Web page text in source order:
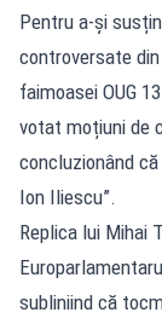
Pentru a-și
controversate
faimoasei OUG
votat moțiuni de
concluzionând
Ion Iliescu”.
Replica lui Mihai
subliniind că